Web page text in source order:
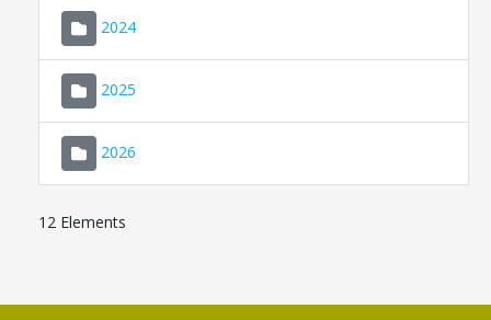
2024
2025
2026
12 Elements